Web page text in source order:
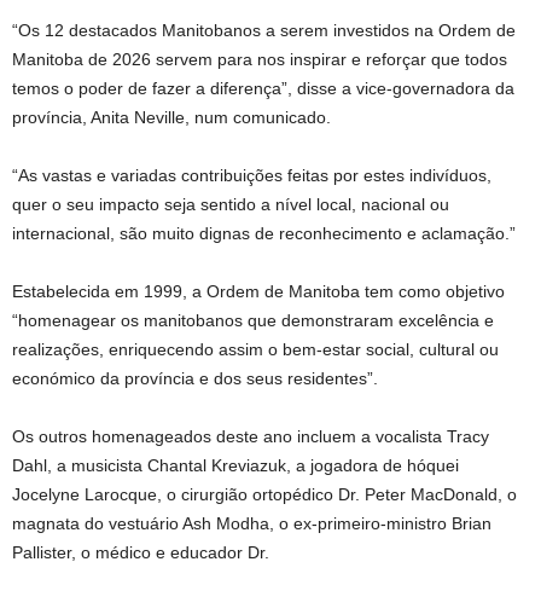
“Os 12 destacados Manitobanos a serem investidos na Ordem de
Manitoba de 2026 servem para nos inspirar e reforçar que todos
temos o poder de fazer a diferença”, disse a vice-governadora da
província, Anita Neville, num comunicado.
“As vastas e variadas contribuições feitas por estes indivíduos,
quer o seu impacto seja sentido a nível local, nacional ou
internacional, são muito dignas de reconhecimento e aclamação.”
Estabelecida em 1999, a Ordem de Manitoba tem como objetivo
“homenagear os manitobanos que demonstraram excelência e
realizações, enriquecendo assim o bem-estar social, cultural ou
económico da província e dos seus residentes”.
Os outros homenageados deste ano incluem a vocalista Tracy
Dahl, a musicista Chantal Kreviazuk, a jogadora de hóquei
Jocelyne Larocque, o cirurgião ortopédico Dr. Peter MacDonald, o
magnata do vestuário Ash Modha, o ex-primeiro-ministro Brian
Pallister, o médico e educador Dr.